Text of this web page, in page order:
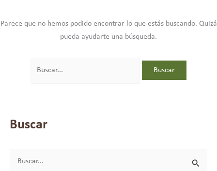
Parece que no hemos podido encontrar lo que estás buscando. Quizá
pueda ayudarte una búsqueda.
Buscar